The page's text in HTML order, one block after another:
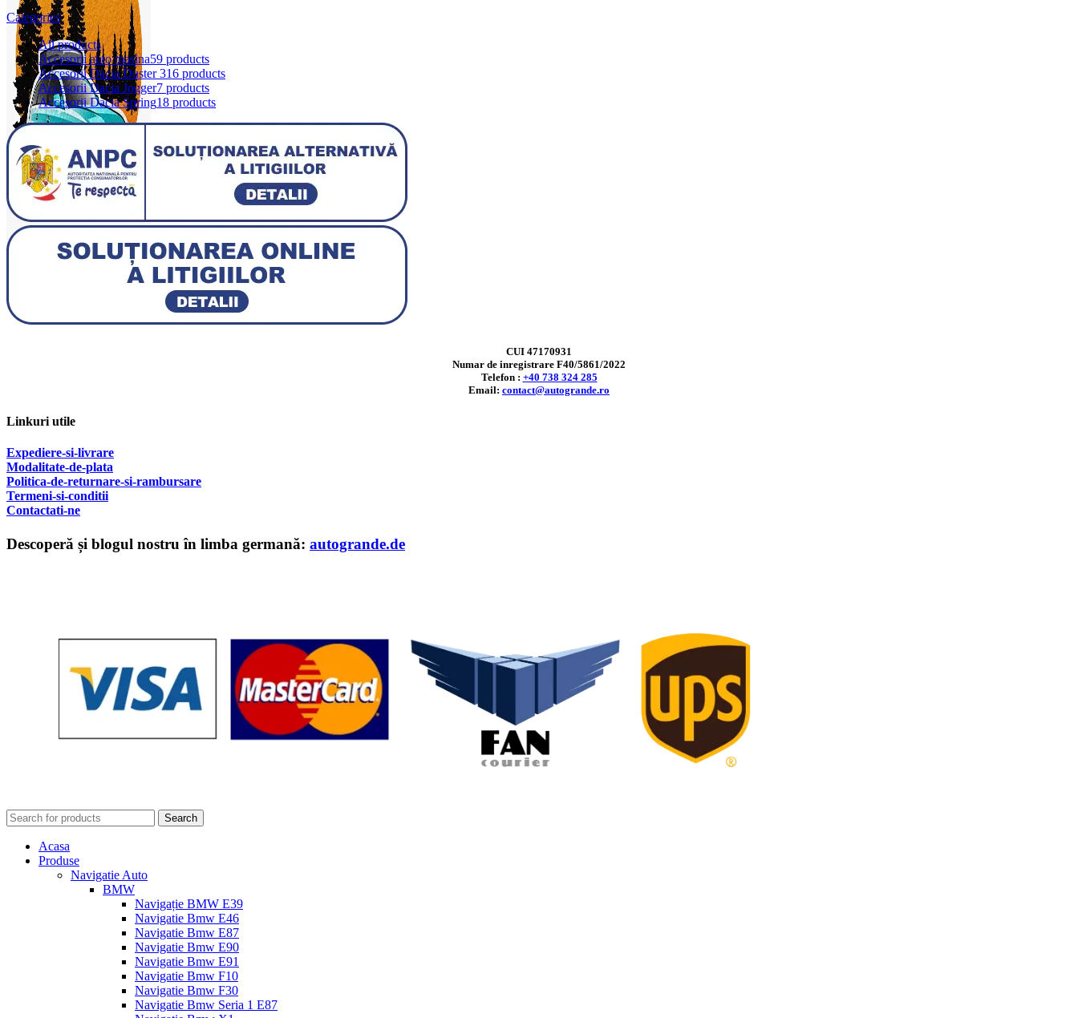
0,00 lei
Categories
Allproducts
Accesorii auto masina59 products
Accesorii Dacia Duster 316 products
Accesorii Dacia Jogger7 products
Accesorii Dacia Spring18 products
CUI 47170931
Numar de inregistrare F40/5861/2022
Telefon : +40 738 324 285
Email: contact@autogrande.ro
Linkuri utile
Expediere-si-livrare
Modalitate-de-plata
Politica-de-returnare-si-rambursare
Termeni-si-conditii
Contactati-ne
Descoperă și blogul nostru în limba germană: autogrande.de
Search
Acasa
Produse
Navigatie Auto
BMW
Navigație BMW E39
Navigatie Bmw E46
Navigatie Bmw E87
Navigatie Bmw E90
Navigatie Bmw E91
Navigatie Bmw F10
Navigatie Bmw F30
Navigatie Bmw Seria 1 E87